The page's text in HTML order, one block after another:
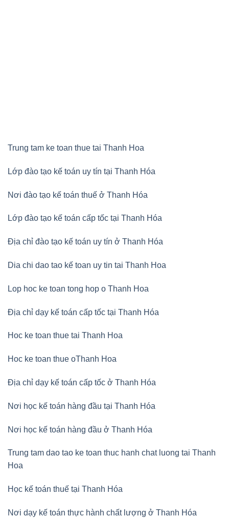
Trung tam ke toan thue tai Thanh Hoa
Lớp đào tạo kế toán uy tín tại Thanh Hóa
Nơi đào tạo kế toán thuế ở Thanh Hóa
Lớp đào tạo kế toán cấp tốc tại Thanh Hóa
Địa chỉ đào tạo kế toán uy tín ở Thanh Hóa
Dia chi dao tao kế toan uy tin tai Thanh Hoa
Lop hoc ke toan tong hop o Thanh Hoa
Địa chỉ dạy kế toán cấp tốc tại Thanh Hóa
Hoc ke toan thue tai Thanh Hoa
Hoc ke toan thue oThanh Hoa
Địa chỉ dạy kế toán cấp tốc ở Thanh Hóa
Nơi học kế toán hàng đầu tại Thanh Hóa
Nơi học kế toán hàng đầu ở Thanh Hóa
Trung tam dao tao ke toan thuc hanh chat luong tai Thanh
Hoa
Học kế toán thuế tại Thanh Hóa
Nơi dạy kế toán thực hành chất lượng ở Thanh Hóa